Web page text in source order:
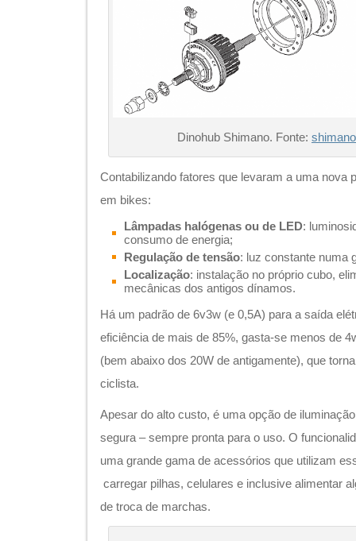
Dinohub Shimano. Fonte:
Contabilizando fatores que levaram a uma nova
em bikes:
Lâmpadas halógenas ou de LED:
consumo de energia;
Regulação de tensão: luz constante numa
Localização: instalação no próprio cubo,
mecânicas dos antigos dínamos.
Há um padrão de 6v3w (e 0,5A) para a saída
eficiência de mais de 85%, gasta-se menos de
(bem abaixo dos 20W de antigamente), que
ciclista.
Apesar do alto custo, é uma opção de
segura – sempre pronta para o uso. O
uma grande gama de acessórios que utilizam
carregar pilhas, celulares e inclusive alimentar
de troca de marchas.